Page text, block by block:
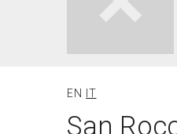
EN IT
San